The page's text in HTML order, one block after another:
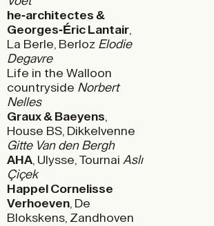
he-architectes &
Georges-Éric Lantair,
La Berle, Berloz Elodie
Degavre
Life in the Walloon
countryside Norbert
Nelles
Graux & Baeyens,
House BS, Dikkelvenne
Gitte Van den Bergh
AHA, Ulysse, Tournai Aslı
Çiçek
Happel Cornelisse
Verhoeven, De
Blokskens, Zandhoven